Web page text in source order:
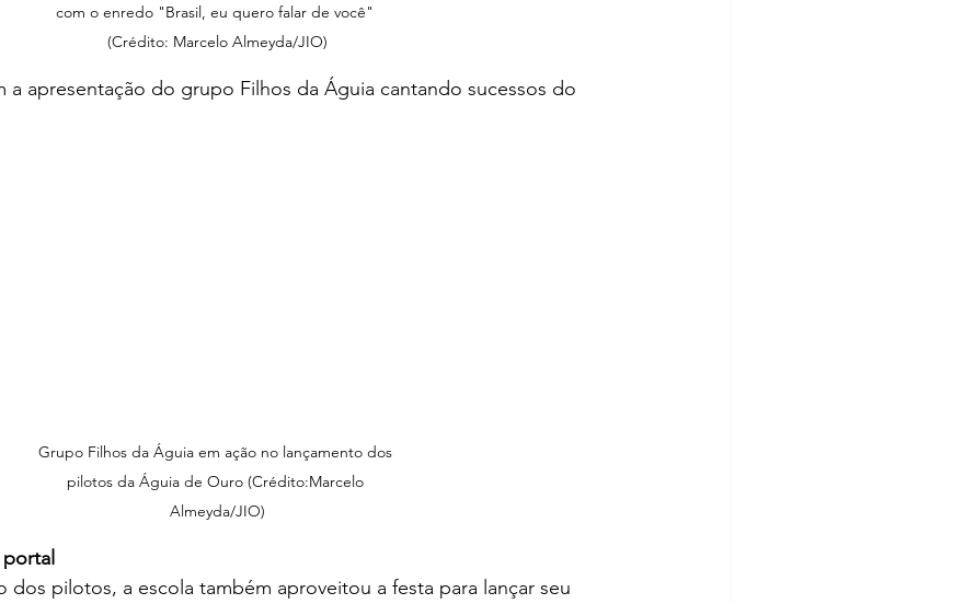
com o enredo "Brasil, eu quero falar de você"
(Crédito: Marcelo Almeyda/JIO)
apresentação do grupo Filhos da Águia cantando sucessos do
Grupo Filhos da Águia em ação no lançamento dos
pilotos da Águia de Ouro (Crédito:Marcelo
Almeyda/JIO)
dos pilotos, a escola também aproveitou a festa para lançar seu